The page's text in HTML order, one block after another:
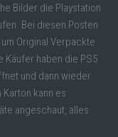
Bilder die Playstation
Bei diesen Posten
Original Verpackte
Käufer haben die PS5
und dann wieder
kann es
angeschaut, alles